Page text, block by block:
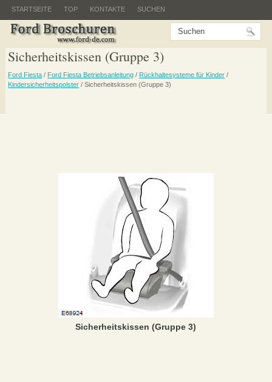
STARTSEITE TOP KONTAKTE SUCHEN
Sicherheitskissen (Gruppe 3)
Ford Fiesta / Ford Fiesta Betriebsanleitung / Rückhaltesysteme für Kinder /
Kindersicherheitspolster / Sicherheitskissen (Gruppe 3)
Sicherheitskissen (Gruppe 3)